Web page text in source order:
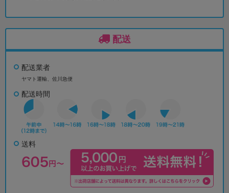
配送
配送業者
ヤマト運輸、佐川急便
配送時間
送料